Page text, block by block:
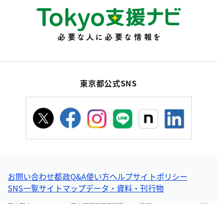
東京都公式SNS
お問い合わせ都政Q&A使い方ヘルプサイトポリシー
SNS一覧サイトマップデータ・資料・刊行物